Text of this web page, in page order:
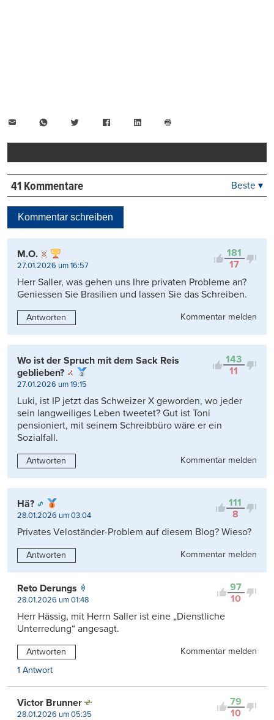
WhatsAppTwitter FacebookLinkedIn
drucken
41 Kommentare
Kontrovers
Beste ▾
Kommentar schreiben
181
17
M.O.
27.01.2026 um 16:57
Herr Saller, was gehen uns Ihre privaten Probleme an?
Geniessen Sie Brasilien und lassen Sie das Schreiben.
Antworten Kommentar melden
143
11
Wo ist der Spruch mit dem Sack Reis
geblieben?
27.01.2026 um 19:15
Luki, ist IP jetzt das Schweizer X geworden, wo jeder
sein langweiliges Leben tweetet? Gut ist Toni
pensioniert, mit seinem Schreibbüro wäre er ein
Sozialfall.
Antworten Kommentar melden
111
8
Hä?
28.01.2026 um 03:04
Privates Veloständer-Problem auf diesem Blog? Wieso?
Antworten Kommentar melden
97
10
Reto Derungs
28.01.2026 um 01:48
Herr Hässig, mit Herrn Saller ist eine „Dienstliche
Unterredung“ angesagt.
Antworten
Kommentar melden
1 Antwort
79
10
Victor Brunner
28.01.2026 um 05:35